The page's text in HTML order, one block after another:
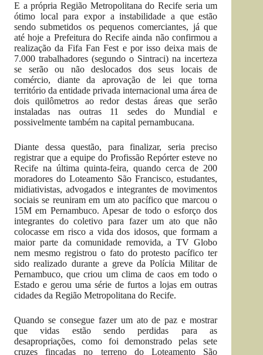
E a própria Região Metropolitana do Recife seria um
ótimo local para expor a instabilidade a que estão
sendo submetidos os pequenos comerciantes, já que
até hoje a Prefeitura do Recife ainda não confirmou a
realização da Fifa Fan Fest e por isso deixa mais de
7.000 trabalhadores (segundo o Sintraci) na incerteza
se serão ou não deslocados dos seus locais de
comércio, diante da aprovação de lei que torna
território da entidade privada internacional uma área de
dois quilômetros ao redor destas áreas que serão
instaladas nas outras 11 sedes do Mundial e
possivelmente também na capital pernambucana.
Diante dessa questão, para finalizar, seria preciso
registrar que a equipe do Profissão Repórter esteve no
Recife na última quinta-feira, quando cerca de 200
moradores do Loteamento São Francisco, estudantes,
midiativistas, advogados e integrantes de movimentos
sociais se reuniram em um ato pacífico que marcou o
15M em Pernambuco. Apesar de todo o esforço dos
integrantes do coletivo para fazer um ato que não
colocasse em risco a vida dos idosos, que formam a
maior parte da comunidade removida, a TV Globo
nem mesmo registrou o fato do protesto pacífico ter
sido realizado durante a greve da Polícia Militar de
Pernambuco, que criou um clima de caos em todo o
Estado e gerou uma série de furtos a lojas em outras
cidades da Região Metropolitana do Recife.
Quando se consegue fazer um ato de paz e mostrar
que vidas estão sendo perdidas para as
desapropriações, como foi demonstrado pelas sete
cruzes fincadas no terreno do Loteamento São